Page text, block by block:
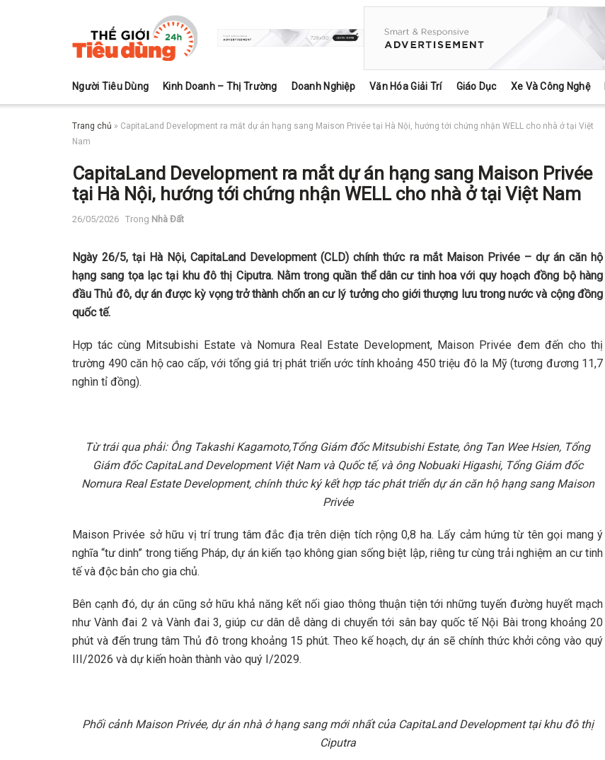
Người Tiêu Dùng Kinh Doanh – Thị Trường Doanh Nghiệp Văn Hóa Giải Trí Giáo Dục Xe Và Công Nghệ
Trang chủ » CapitaLand Development ra mắt dự án hạng sang Maison Privée tại Hà Nội, hướng tới chứng nhận WELL cho nhà ở tại Việt
Nam
CapitaLand Development ra mắt dự án hạng sang Maison Privée
tại Hà Nội, hướng tới chứng nhận WELL cho nhà ở tại Việt Nam
26/05/2026 Trong Nhà Đất
Ngày 26/5, tại Hà Nội, CapitaLand Development (CLD) chính thức ra mắt Maison Privée – dự án căn hộ
hạng sang tọa lạc tại khu đô thị Ciputra. Nằm trong quần thể dân cư tinh hoa với quy hoạch đồng bộ hàng
đầu Thủ đô, dự án được kỳ vọng trở thành chốn an cư lý tưởng cho giới thượng lưu trong nước và cộng đồng
quốc tế.
Hợp tác cùng Mitsubishi Estate và Nomura Real Estate Development, Maison Privée đem đến cho thị
trường 490 căn hộ cao cấp, với tổng giá trị phát triển ước tính khoảng 450 triệu đô la Mỹ (tương đương 11,7
nghìn tỉ đồng).
Từ trái qua phải: Ông Takashi Kagamoto,Tổng Giám đốc Mitsubishi Estate, ông Tan Wee Hsien, Tổng
Giám đốc CapitaLand Development Việt Nam và Quốc tế, và ông Nobuaki Higashi, Tổng Giám đốc
Nomura Real Estate Development, chính thức ký kết hợp tác phát triển dự án căn hộ hạng sang Maison
Privée
Maison Privée sở hữu vị trí trung tâm đắc địa trên diện tích rộng 0,8 ha. Lấy cảm hứng từ tên gọi mang ý
nghĩa “tư dinh” trong tiếng Pháp, dự án kiến tạo không gian sống biệt lập, riêng tư cùng trải nghiệm an cư tinh
tế và độc bản cho gia chủ.
Bên cạnh đó, dự án cũng sở hữu khả năng kết nối giao thông thuận tiện tới những tuyến đường huyết mạch
như Vành đai 2 và Vành đai 3, giúp cư dân dễ dàng di chuyển tới sân bay quốc tế Nội Bài trong khoảng 20
phút và đến trung tâm Thủ đô trong khoảng 15 phút. Theo kế hoạch, dự án sẽ chính thức khởi công vào quý
III/2026 và dự kiến hoàn thành vào quý I/2029.
Phối cảnh Maison Privée, dự án nhà ở hạng sang mới nhất của CapitaLand Development tại khu đô thị
Ciputra